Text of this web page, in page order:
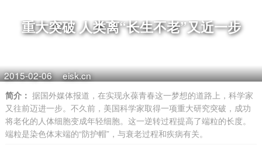
重大突破 人类离“长生不老”又近一步
2015-02-06 eisk.cn
简介： 据国外媒体报道，在实现永葆青春这一梦想的道路上，科学家
又往前迈进一步。不久前，美国科学家取得一项重大研究突破，成功
将老化的人体细胞变成年轻细胞。这一逆转过程提高了端粒的长度。
端粒是染色体末端的“防护帽”，与衰老过程和疾病有关。